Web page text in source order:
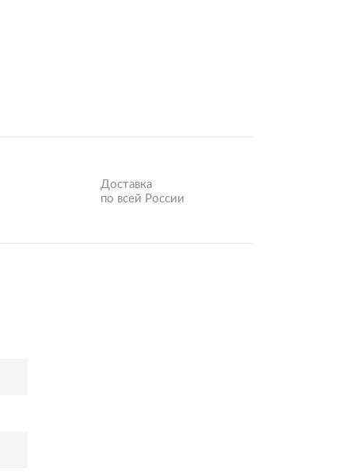
Доставка
по всей России